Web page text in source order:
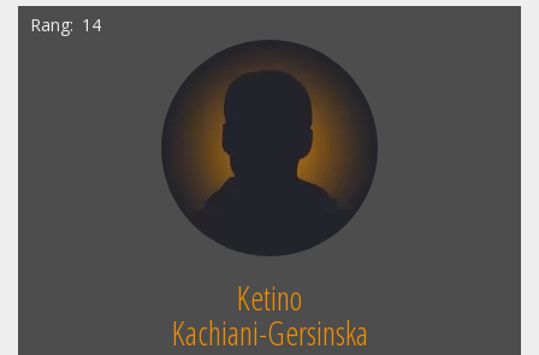
Rang 14
Ketino
Kachiani-Gersinska